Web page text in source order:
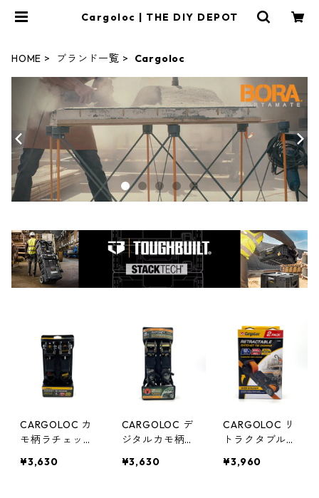
Cargoloc | THE DIY DEPOT
HOME ブランド一覧 Cargoloc
CARGOLOC カ
モ柄ラチェット
ト2.4ｍ 2本セ
¥3,630
CARGOLOC デ
ジタルカモ柄ラ
ウンベルト2.4
¥3,630
CARGOLOC リ
トラクタブルラ
ウンベルト3.7m
¥3,960